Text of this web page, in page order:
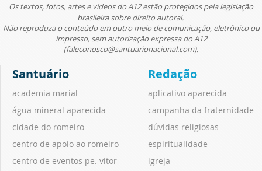
Os textos, fotos, artes e vídeos do A12 estão protegidos pela legislação
brasileira sobre direito autoral.
Não reproduza o conteúdo em outro meio de comunicação, eletrônico ou
impresso, sem autorização expressa do A12
(faleconosco@santuarionacional.com).
Santuário
academia marial
água mineral aparecida
cidade do romeiro
centro de apoio ao romeiro
centro de eventos pe. vitor
Redação
aplicativo aparecida
campanha da fraternidade
dúvidas religiosas
espiritualidade
igreja